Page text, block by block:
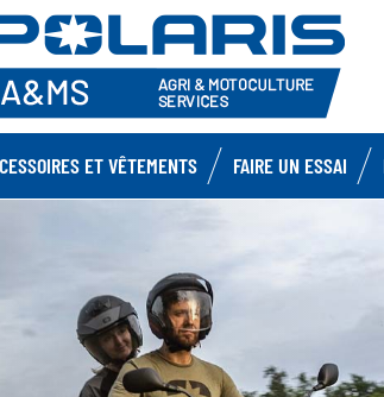
ET VÊTEMENTS FAIRE UN ESSAI